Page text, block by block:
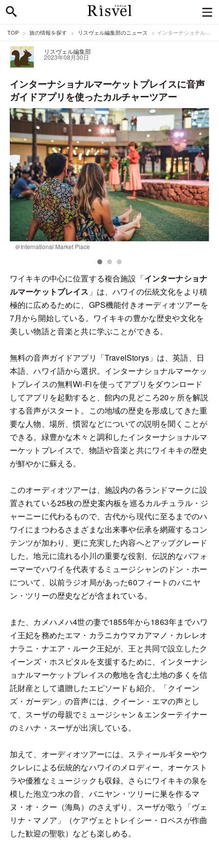
TOP 旅の情報を探す リスヴェル編集部のニュース インターナショナルマーケットプレイスに音声ガイドアプリを使ったカルチャーツアー
リスヴェル編集部
2023年08月30日
インターナショナルマーケットプレイスに音声
ガイドアプリを使ったカルチャーツアー
＠International Market Place
ワイキキの中心に位置する複合施設「インターナショナ
ルマーケットプレイス 」は、ハワイの伝統文化をより積
極的に広めるために、GPS機能付きオーディオツアーを
7月から開始している。ワイキキの豊かな歴史や文化を
美しい物語と音楽と共に学ぶことができる。
無料の音声ガイドアプリ「TravelStorys」は、英語、日
本語、ハワイ語から選択。インターナショナルマーケッ
トプレイスの無料Wi-Fiを使ってアプリをダウンロード
してアプリを起動すると、館内の見どころ20ヶ所を解説
する音声がスタート。この地域の歴史を形成してきた重
要な人物、場所、慣習などについての説明を聞くことが
できる。緑豊かな木々と調和したインターナショナルマ
ーケットプレイスで、物語や音楽と共にワイキキの歴史
が鮮やかに蘇える。
このオーディオツアーは、施設内の各ランドマークに設
置されている25枚の歴史案内板を巡るカルチュラル・ジ
ャーニーに代わるもので、古代から現代に至るまでのハ
ワイにまつわるさまざまな出来事や伝承を網羅するコン
テンツが加わり、更に充実した内容へとアップグレード
した。地元に流れる小川の重要な役割、伝説的なパフォ
ーマーでハワイを代表するミュージシャンのドン・ホー
について、以前ラジオ局があった60フィートのバニヤ
ン・ツリーの歴史などが含まれている。
また、カメハメハ4世の妻で1855年から1863年までハワ
イ王妃を務めたエマ・カラニカウマカアマノ・カレレオ
ナラニ・ナエア・ルーク王妃が、王と共同で設立したク
イーンズ・ホスピタルを支援するために、インターナシ
ョナルマーケットプレイスの敷地を含む土地の多くを信
託財産として遺贈したエピソードも紹介。「クイーン
ズ・ガーデン」の音声には、クイーン・エマの声とし
て、スーザの母親でミュージシャン＆エンターテイナー
のミハナ・スーザが出演している。
加えて、オーディオツアーには、スティールギターやウ
クレレによる伝統的なハワイのメロディー、オーケスト
ラや優雅なミュージックも収録。さらにワイキキの泉を
模した泡立つ水の音、バニヤン・ツリーに巣を作るマ
ヌ・オ・クー（海鳥）のさえずり、スーザが歌う「ヴェ
リナ・マノア」（ケアヴェとトレイシー・ロペスが作曲
した歓迎の聖歌）なども楽しめる。